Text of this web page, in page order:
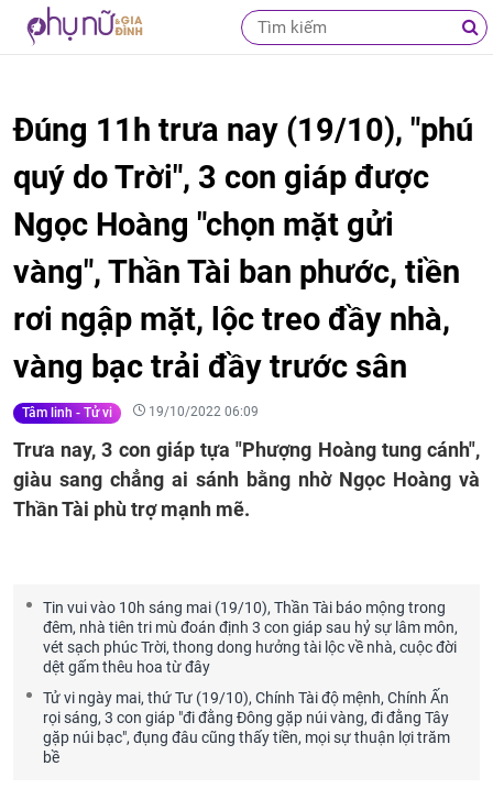
Đúng 11h trưa nay (19/10), "phú
quý do Trời", 3 con giáp được
Ngọc Hoàng "chọn mặt gửi
vàng", Thần Tài ban phước, tiền
rơi ngập mặt, lộc treo đầy nhà,
vàng bạc trải đầy trước sân
Tâm linh - Tử vi 19/10/2022 06:09
Trưa nay, 3 con giáp tựa "Phượng Hoàng tung cánh",
giàu sang chẳng ai sánh bằng nhờ Ngọc Hoàng và
Thần Tài phù trợ mạnh mẽ.
Tin vui vào 10h sáng mai (19/10), Thần Tài báo mộng trong
đêm, nhà tiên tri mù đoán định 3 con giáp sau hỷ sự lâm môn,
vét sạch phúc Trời, thong dong hưởng tài lộc về nhà, cuộc đời
dệt gấm thêu hoa từ đây
Tử vi ngày mai, thứ Tư (19/10), Chính Tài độ mệnh, Chính Ấn
rọi sáng, 3 con giáp "đi đằng Đông gặp núi vàng, đi đằng Tây
gặp núi bạc", đụng đâu cũng thấy tiền, mọi sự thuận lợi trăm
bề